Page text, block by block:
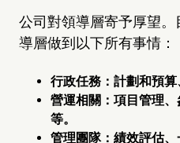
公司對領導層寄予厚望
導層做到以下所有事情：
行政任務：計劃和預算
營運相關：項目管理
等。
管理團隊：績效評估、